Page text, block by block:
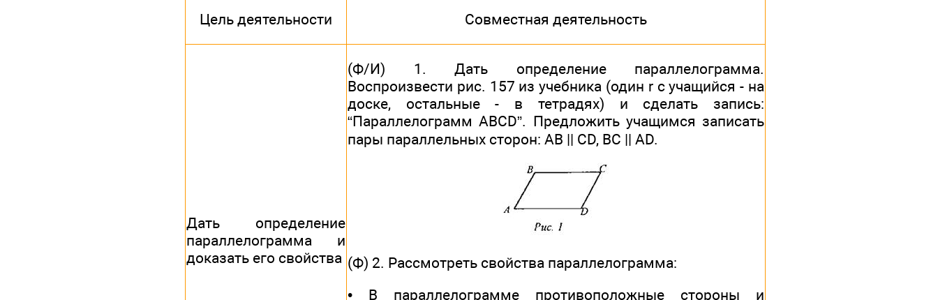
Цель деятельности Совместная деятельность
Дать определение
параллелограмма и
доказать его свойства
(Ф/И) 1. Дать определение параллелограмма.
Воспроизвести рис. 157 из учебника (один r с учащийся - на
доске, остальные - в тетрадях) и сделать запись:
“Параллелограмм ABCD”. Предложить учащимся записать
пары параллельных сторон: АВ || СD, ВС || AD.
(Ф) 2. Рассмотреть свойства параллелограмма:
• В параллелограмме противоположные стороны и